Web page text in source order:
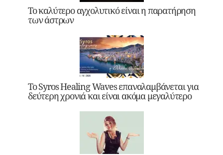
Το καλύτερο αγχολυτικό είναι η παρατήρηση
των άστρων
Το Syros Healing Waves επαναλαμβάνεται για
δεύτερη χρονιά και είναι ακόμα μεγαλύτερο